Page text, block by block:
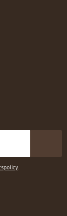
.